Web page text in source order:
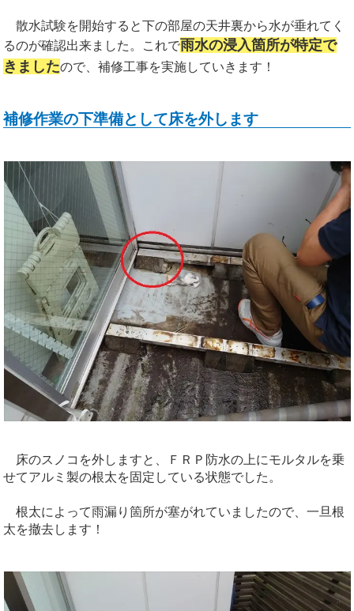
散水試験を開始すると下の部屋の天井裏から水が垂れてく
るのが確認出来ました。これで雨水の浸入箇所が特定で
きましたので、補修工事を実施していきます！
補修作業の下準備として床を外します
床のスノコを外しますと、ＦＲＰ防水の上にモルタルを乗
せてアルミ製の根太を固定している状態でした。
根太によって雨漏り箇所が塞がれていましたので、一旦根
太を撤去します！